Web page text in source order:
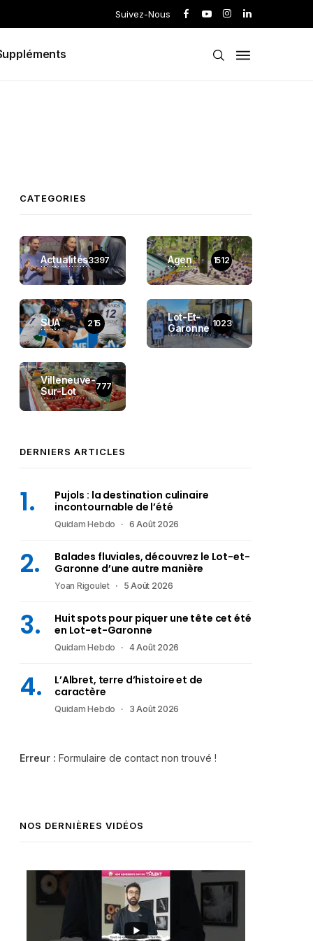
Suivez-Nous
CATEGORIES
Actualités3397 Agen 1512
SUA 215
Lot-Et-
Garonne 1023
Villeneuve-
Sur-Lot
777
DERNIERS ARTICLES
Pujols : la destination culinaire
incontournable de l’été
Quidam Hebdo 6 Août 2026
Balades fluviales, découvrez le Lot-et-
Garonne d’une autre manière
Yoan Rigoulet 5 Août 2026
Huit spots pour piquer une tête cet été
en Lot-et-Garonne
Quidam Hebdo 4 Août 2026
L’Albret, terre d’histoire et de
caractère
Quidam Hebdo 3 Août 2026
Erreur : Formulaire de contact non trouvé !
NOS DERNIÈRES VIDÉOS